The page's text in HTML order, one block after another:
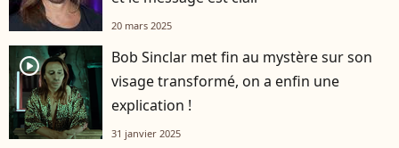
20 mars 2025
player2
Bob Sinclar met fin au mystère sur son
visage transformé, on a enfin une
explication !
31 janvier 2025